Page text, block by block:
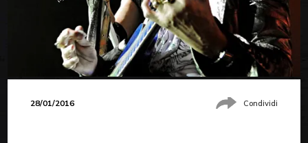
28/01/2016 Condividi